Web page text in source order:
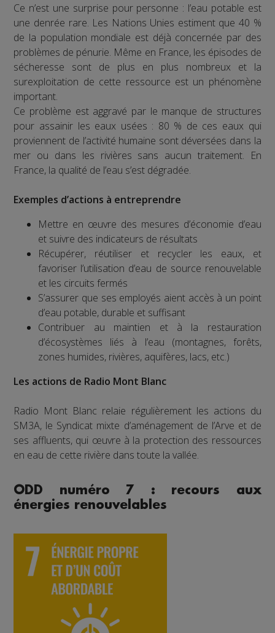
Ce n’est une surprise pour personne : l’eau potable est
une denrée rare. Les Nations Unies estiment que 40 %
de la population mondiale est déjà concernée par des
problèmes de pénurie. Même en France, les épisodes de
sécheresse sont de plus en plus nombreux et la
surexploitation de cette ressource est un phénomène
important.
Ce problème est aggravé par le manque de structures
pour assainir les eaux usées : 80 % de ces eaux qui
proviennent de l’activité humaine sont déversées dans la
mer ou dans les rivières sans aucun traitement. En
France, la qualité de l’eau s’est dégradée.
Exemples d’actions à entreprendre
Mettre en œuvre des mesures d’économie d’eau
et suivre des indicateurs de résultats
Récupérer, réutiliser et recycler les eaux, et
favoriser l’utilisation d’eau de source renouvelable
et les circuits fermés
S’assurer que ses employés aient accès à un point
d’eau potable, durable et suffisant
Contribuer au maintien et à la restauration
d’écosystèmes liés à l’eau (montagnes, forêts,
zones humides, rivières, aquifères, lacs, etc.)
Les actions de Radio Mont Blanc
Radio Mont Blanc relaie régulièrement les actions du
SM3A, le Syndicat mixte d’aménagement de l’Arve et de
ses affluents, qui œuvre à la protection des ressources
en eau de cette rivière dans toute la vallée.
ODD numéro 7 : recours aux
énergies renouvelables